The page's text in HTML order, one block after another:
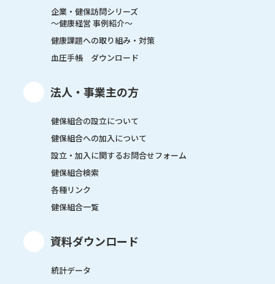
企業・健保訪問シリーズ
～健康経営 事例紹介～
健康課題への取り組み・対策
血圧手帳 ダウンロード
法人・事業主の方
健保組合の設立について
健保組合への加入について
設立・加入に関するお問合せフォーム
健保組合検索
各種リンク
健保組合一覧
資料ダウンロード
統計データ